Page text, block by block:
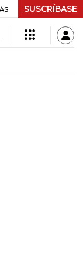
$ 416,91 +$ 0,05
SUSCRÍBASE